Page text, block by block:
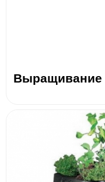
Выращивание